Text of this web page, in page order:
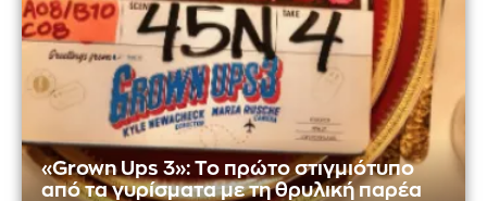
«Grown Ups 3»: Το πρώτο στιγμιότυπο
από τα γυρίσματα με τη θρυλική παρέα